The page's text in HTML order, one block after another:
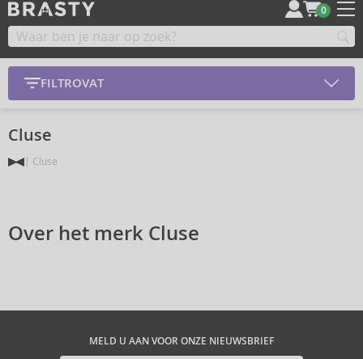
0
FILTROVAT
Cluse
Cluse
Over het merk Cluse
MELD U AAN VOOR ONZE NIEUWSBRIEF